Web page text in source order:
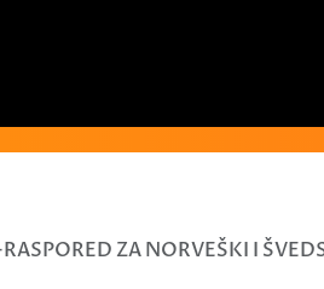
ZA NORVEŠKI I